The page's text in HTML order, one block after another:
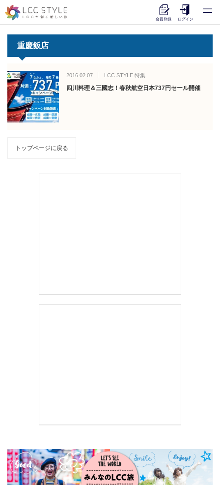
重慶飯店
2016.02.07 LCC STYLE 特集
四川料理＆三國志！春秋航空日本737円セール開催
トップページに戻る